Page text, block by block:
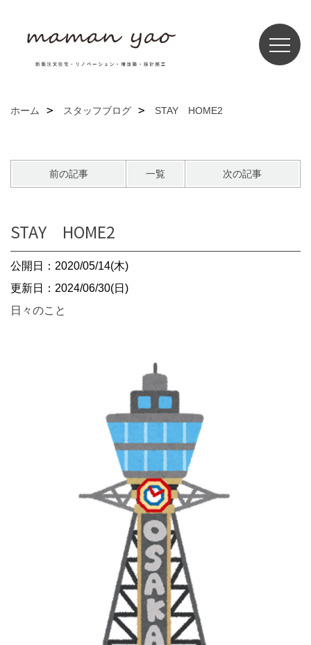
ホーム スタッフブログ STAY HOME2
前の記事 一覧 次の記事
STAY HOME2
公開日：2020/05/14(木)
更新日：2024/06/30(日)
日々のこと